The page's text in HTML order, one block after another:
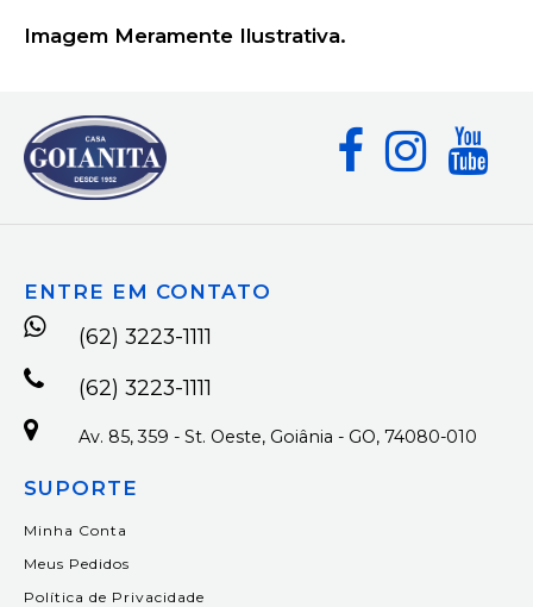
Imagem Meramente Ilustrativa.
ENTRE EM CONTATO
(62) 3223-1111
(62) 3223-1111
Av. 85, 359 - St. Oeste, Goiânia - GO, 74080-010
SUPORTE
Minha Conta
Meus Pedidos
Política de Privacidade